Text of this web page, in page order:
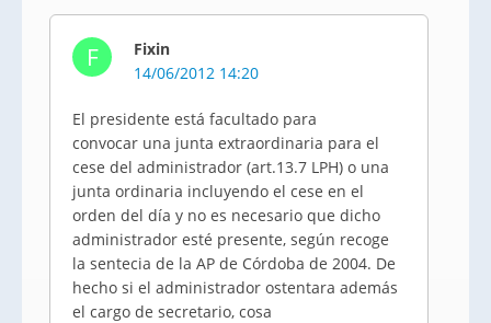
F
Fixin
14/06/2012 14:20
El presidente está facultado para
convocar una junta extraordinaria para el
cese del administrador (art.13.7 LPH) o una
junta ordinaria incluyendo el cese en el
orden del día y no es necesario que dicho
administrador esté presente, según recoge
la sentecia de la AP de Córdoba de 2004. De
hecho si el administrador ostentara además
el cargo de secretario, cosa